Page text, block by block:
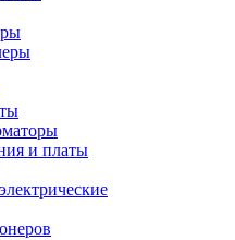
и платы